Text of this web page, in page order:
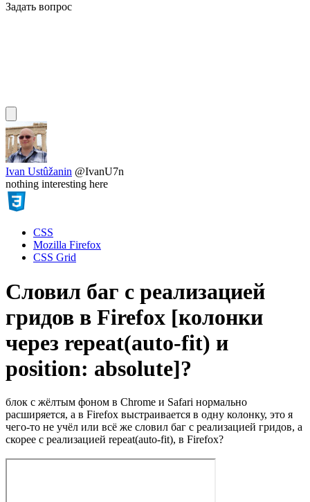
Задать вопрос
Ivan Ustûžanin @IvanU7n
nothing interesting here
CSS
Mozilla Firefox
CSS Grid
Словил баг с реализацией
гридов в Firefox [колонки
через repeat(auto-fit) и
position: absolute]?
блок с жёлтым фоном в Chrome и Safari нормально
расширяется, а в Firefox выстраивается в одну колонку, это я
чего-то не учёл или всё же словил баг с реализацией гридов, а
скорее с реализацией repeat(auto-fit), в Firefox?